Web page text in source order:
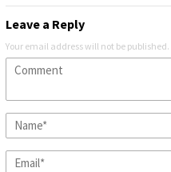
Leave a Reply
Your email address will not be published.